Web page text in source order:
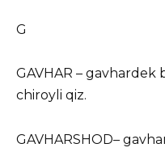
G
GAVHAR – gavhardek
chiroyli qiz.
GAVHARSHOD–